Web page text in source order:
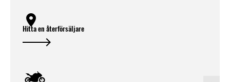
Hitta en återförsäljare